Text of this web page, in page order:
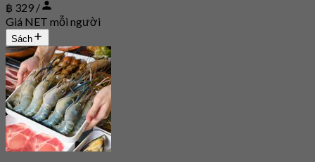
฿ 329 /
Giá NET mỗi người
Sách